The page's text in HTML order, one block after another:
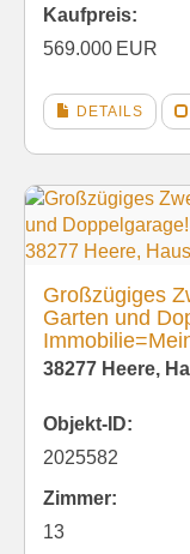
Kaufpreis:
569.000 EUR
DETAILS
Großzügiges
Garten und
38277 Heere,
Objekt-ID:
2025582
Zimmer:
13